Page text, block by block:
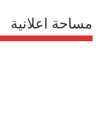
مساحة اعلانية